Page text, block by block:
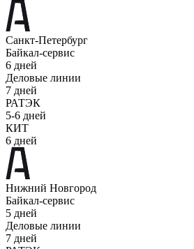
Санкт-Петербург
Байкал-сервис
6 дней
Деловые линии
7 дней
РАТЭК
5-6 дней
КИТ
6 дней
Нижний Новгород
Байкал-сервис
5 дней
Деловые линии
7 дней